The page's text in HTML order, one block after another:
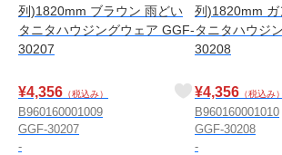
列)1820mm ブラウン 雨どい
タニタハウジングウェア GGF-
30207
¥4,356 （税込み）
B960160001009
GGF-30207
-
列)1820mm
タニタハウジ
30208
¥4,356 （税込み）
B960160001010
GGF-30208
-